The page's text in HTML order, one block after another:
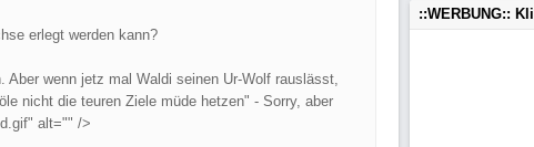
erlegt werden kann?
Aber wenn jetz mal Waldi seinen Ur-Wolf rauslässt,
nicht die teuren Ziele müde hetzen" - Sorry, aber
alt="" />
::WERBUNG::